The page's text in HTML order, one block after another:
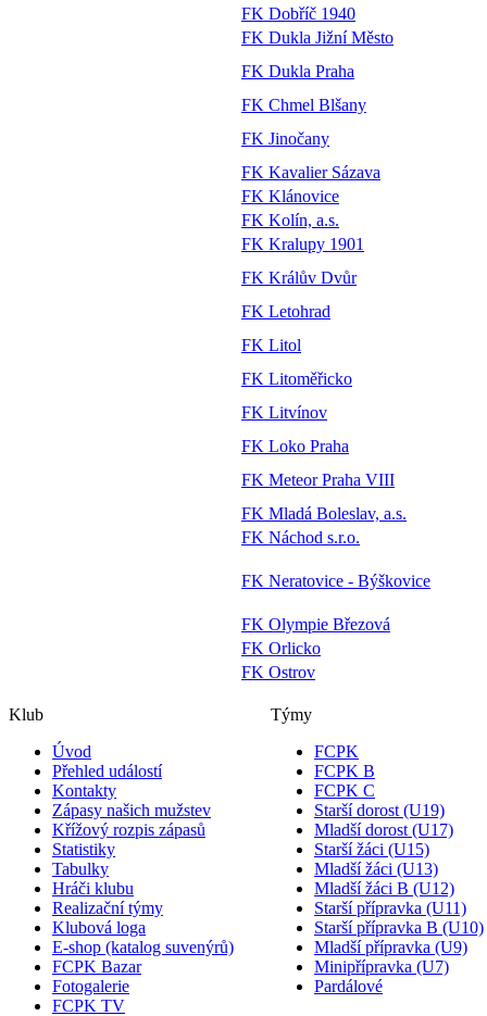
FK Dobříč 1940
FK Dukla Jižní Město
FK Dukla Praha
FK Chmel Blšany
FK Jinočany
FK Kavalier Sázava
FK Klánovice
FK Kolín, a.s.
FK Kralupy 1901
FK Králův Dvůr
FK Letohrad
FK Litol
FK Litoměřicko
FK Litvínov
FK Loko Praha
FK Meteor Praha VIII
FK Mladá Boleslav, a.s.
FK Náchod s.r.o.
FK Neratovice - Býškovice
FK Olympie Březová
FK Orlicko
FK Ostrov
Klub
Úvod
Přehled událostí
Kontakty
Zápasy našich mužstev
Křížový rozpis zápasů
Statistiky
Tabulky
Hráči klubu
Realizační týmy
Klubová loga
E-shop (katalog suvenýrů)
FCPK Bazar
Fotogalerie
FCPK TV
Týmy
FCPK
FCPK B
FCPK C
Starší dorost (U19)
Mladší dorost (U17)
Starší žáci (U15)
Mladší žáci (U13)
Mladší žáci B (U12)
Starší přípravka (U11)
Starší přípravka B (U10)
Mladší přípravka (U9)
Minipřípravka (U7)
Pardálové